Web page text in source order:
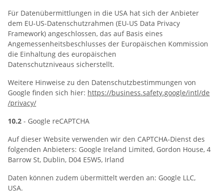
Für Datenübermittlungen in die USA hat sich der Anbieter
dem EU-US-Datenschutzrahmen (EU-US Data Privacy
Framework) angeschlossen, das auf Basis eines
Angemessenheitsbeschlusses der Europäischen Kommission
die Einhaltung des europäischen
Datenschutzniveaus sicherstellt.
Weitere Hinweise zu den Datenschutzbestimmungen von
Google finden sich hier: https://business.safety.google/intl/de
/privacy/
10.2 - Google reCAPTCHA
Auf dieser Website verwenden wir den CAPTCHA-Dienst des
folgenden Anbieters: Google Ireland Limited, Gordon House, 4
Barrow St, Dublin, D04 E5W5, Irland
Daten können zudem übermittelt werden an: Google LLC,
USA.